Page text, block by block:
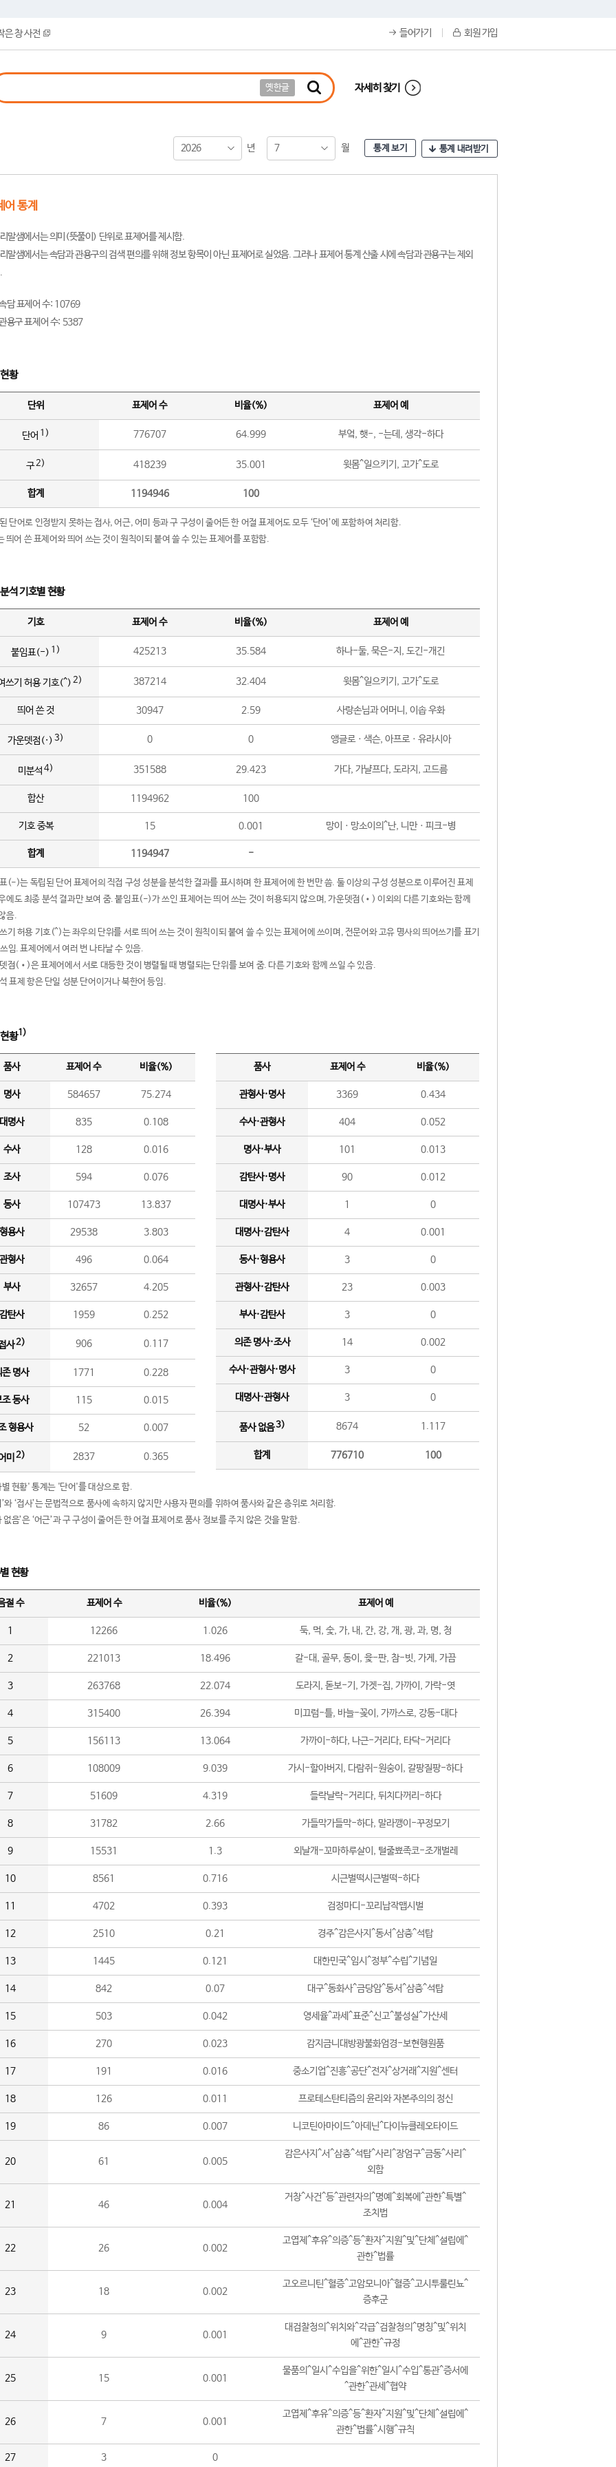
은 창 사전 들어가기 회원 가입
옛한글 자세히 찾기
2026 년 7 월 통계 보기 통계 내려받기
어 통계
말샘에서는 의미(뜻풀이) 단위로 표제어를 제시함.
말샘에서는 속담과 관용구의 검색 편의를 위해 정보 항목이 아닌 표제어로 실었음. 그러나 표제어 통계 산출 시에 속담과 관용구는 제외
담 표제어 수: 10769
용구 표제어 수: 5387
황
단위 표제어 수 비율(%) 표제어 예
단어 1) 776707 64.999 부엌, 햇-, -는데, 생각-하다
구2) 418239 35.001 윗몸^일으키기, 고가^도로
합계 1194946 100
단어로 인정받지 못하는 접사, 어근, 어미 등과 구 구성이 줄어든 한 어절 표제어도 모두 ‘단어’에 포함하여 처리함.
띄어 쓴 표제어와 띄어 쓰는 것이 원칙이되 붙여 쓸 수 있는 표제어를 포함함.
석 기호별 현황
기호 표제어 수 비율(%) 표제어 예
붙임표(-) 1) 425213 35.584 하나-둘, 묵은-지, 도긴-개긴
쓰기 허용 기호(^) 2) 387214 32.404 윗몸^일으키기, 고가^도로
띄어 쓴 것 30947 2.59 사랑손님과 어머니, 이솝 우화
가운뎃점(·) 3) 0 0 앵글로ㆍ색슨, 아프로ㆍ유라시아
미분석 4) 351588 29.423 가다, 가냘프다, 도라지, 고드름
합산 1194962 100
기호 중복 15 0.001 망이ㆍ망소이의^난, 니만ㆍ피크-병
합계 1194947 -
(-)는 독립된 단어 표제어의 직접 구성 성분을 분석한 결과를 표시하며 한 표제어에 한 번만 씀. 둘 이상의 구성 성분으로 이루어진 표제
에도 최종 분석 결과만 보여 줌. 붙임표(-)가 쓰인 표제어는 띄어 쓰는 것이 허용되지 않으며, 가운뎃점(•) 이외의 다른 기호와는 함께
음.
기 허용 기호(^)는 좌우의 단위를 서로 띄어 쓰는 것이 원칙이되 붙여 쓸 수 있는 표제어에 쓰이며, 전문어와 고유 명사의 띄어쓰기를 표기
임. 표제어에서 여러 번 나타날 수 있음.
점(•)은 표제어에서 서로 대등한 것이 병렬될 때 병렬되는 단위를 보여 줌. 다른 기호와 함께 쓰일 수 있음.
표제 항은 단일 성분 단어이거나 북한어 등임.
황1)
품사 표제어 수 비율(%)
명사 584657 75.274
명사 835 0.108
수사 128 0.016
조사 594 0.076
동사 107473 13.837
용사 29538 3.803
형사 496 0.064
부사 32657 4.205
탄사 1959 0.252
사2) 906 0.117
존 명사 1771 0.228
조 동사 115 0.015
형용사 52 0.007
미 2) 2837 0.365
품사 표제어 수 비율(%)
관형사·명사 3369 0.434
수사·관형사 404 0.052
명사·부사 101 0.013
감탄사·명사 90 0.012
대명사·부사 1 0
대명사·감탄사 4 0.001
동사·형용사 3 0
관형사·감탄사 23 0.003
부사·감탄사 3 0
의존 명사·조사 14 0.002
수사·관형사·명사 3 0
대명사·관형사 3 0
품사 없음3) 8674 1.117
합계 776710 100
현황' 통계는 '단어'를 대상으로 함.
와 ‘접사’는 문법적으로 품사에 속하지 않지만 사용자 편의를 위하여 품사와 같은 층위로 처리함.
없음’은 ‘어근’과 구 구성이 줄어든 한 어절 표제어로 품사 정보를 주지 않은 것을 말함.
현황
절 수 표제어 수 비율(%) 표제어 예
1 12266 1.026 둑, 먹, 숯, 가, 내, 간, 강, 개, 광, 과, 명, 청
2 221013 18.496 갈-대, 골무, 동이, 윷-판, 참-빗, 가게, 가끔
3 263768 22.074 도라지, 돋보-기, 가겟-집, 가까이, 가락-엿
4 315400 26.394 미끄럼-틀, 바늘-꽂이, 가까스로, 강동-대다
5 156113 13.064 가까이-하다, 나근-거리다, 타닥-거리다
6 108009 9.039 가시-할아버지, 다람쥐-원숭이, 갈팡질팡-하다
7 51609 4.319 들락날락-거리다, 뒤치다꺼리-하다
8 31782 2.66 가들막가들막-하다, 말라깽이-꾸정모기
9 15531 1.3 외날개-꼬마하루살이, 털줄뾰족코-조개벌레
10 8561 0.716 시근벌떡시근벌떡-하다
11 4702 0.393 검정마디-꼬리납작맵시벌
12 2510 0.21 경주^감은사지^동서^삼층^석탑
13 1445 0.121 대한민국^임시^정부^수립^기념일
14 842 0.07 대구^동화사^금당암^동서^삼층^석탑
15 503 0.042 영세율^과세^표준^신고^불성실^가산세
16 270 0.023 감지금니대방광불화엄경-보현행원품
17 191 0.016 중소기업^진흥^공단^전자^상거래^지원^센터
18 126 0.011 프로테스탄티즘의 윤리와 자본주의의 정신
19 86 0.007 니코틴아마이드^아데닌^다이뉴클레오타이드
20 61 0.005
감은사지^서^삼층^석탑^사리^장엄구^금동^사리^
외함
21 46 0.004
거창^사건^등^관련자의^명예^회복에^관한^특별^
조치법
22 26 0.002
고엽제^후유^의증^등^환자^지원^및^단체^설립에^
관한^법률
23 18 0.002
고오르니틴^혈증^고암모니아^혈증^고시투룰린뇨^
증후군
24 9 0.001
대검찰청의^위치와^각급^검찰청의^명칭^및^위치
에^관한^규정
25 15 0.001
물품의^일시^수입을^위한^일시^수입^통관^증서에
^관한^관세^협약
26 7 0.001
고엽제^후유^의증^등^환자^지원^및^단체^설립에^
관한^법률^시행^규칙
27 3 0